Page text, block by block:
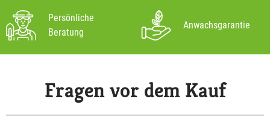
Persönliche
Beratung
Anwachsgarantie
Fragen vor dem Kauf